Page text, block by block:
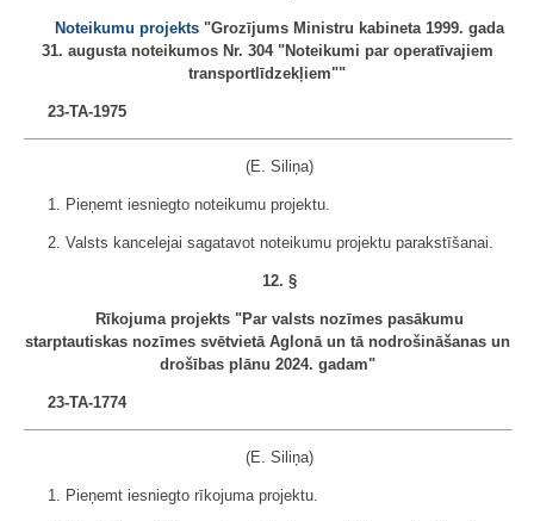
Noteikumu projekts"Grozījums Ministru kabineta 1999. gada
31. augusta noteikumos Nr. 304 "Noteikumi par operatīvajiem
transportlīdzekļiem""
23-TA-1975
(E. Siliņa)
1. Pieņemt iesniegto noteikumu projektu.
2. Valsts kancelejai sagatavot noteikumu projektu parakstīšanai.
12. §
Rīkojuma projekts "Par valsts nozīmes pasākumu
starptautiskas nozīmes svētvietā Aglonā un tā nodrošināšanas un
drošības plānu 2024. gadam"
23-TA-1774
(E. Siliņa)
1. Pieņemt iesniegto rīkojuma projektu.